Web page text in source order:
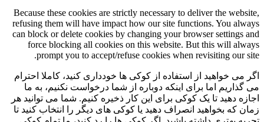
Because these cookies are strictly necessary to deliver the website,
refusing them will have impact how our site functions. You always
can block or delete cookies by changing your browser settings and
force blocking all cookies on this website. But this will always
prompt you to accept/refuse cookies when revisiting our site.
اگر می خواهید از استفاده از کوکی ها خودداری کنید، کاملا احترام
می گذاریم اما برای اینکه دوباره از شما درخواست نکنیم، به ما
اجازه دهید تا یک کوکی برای این کار ذخیره کنیم. شما می توانید هر
زمان که بخواهید انصراف دهید یا کوکی های دیگر را انتخاب کنید تا